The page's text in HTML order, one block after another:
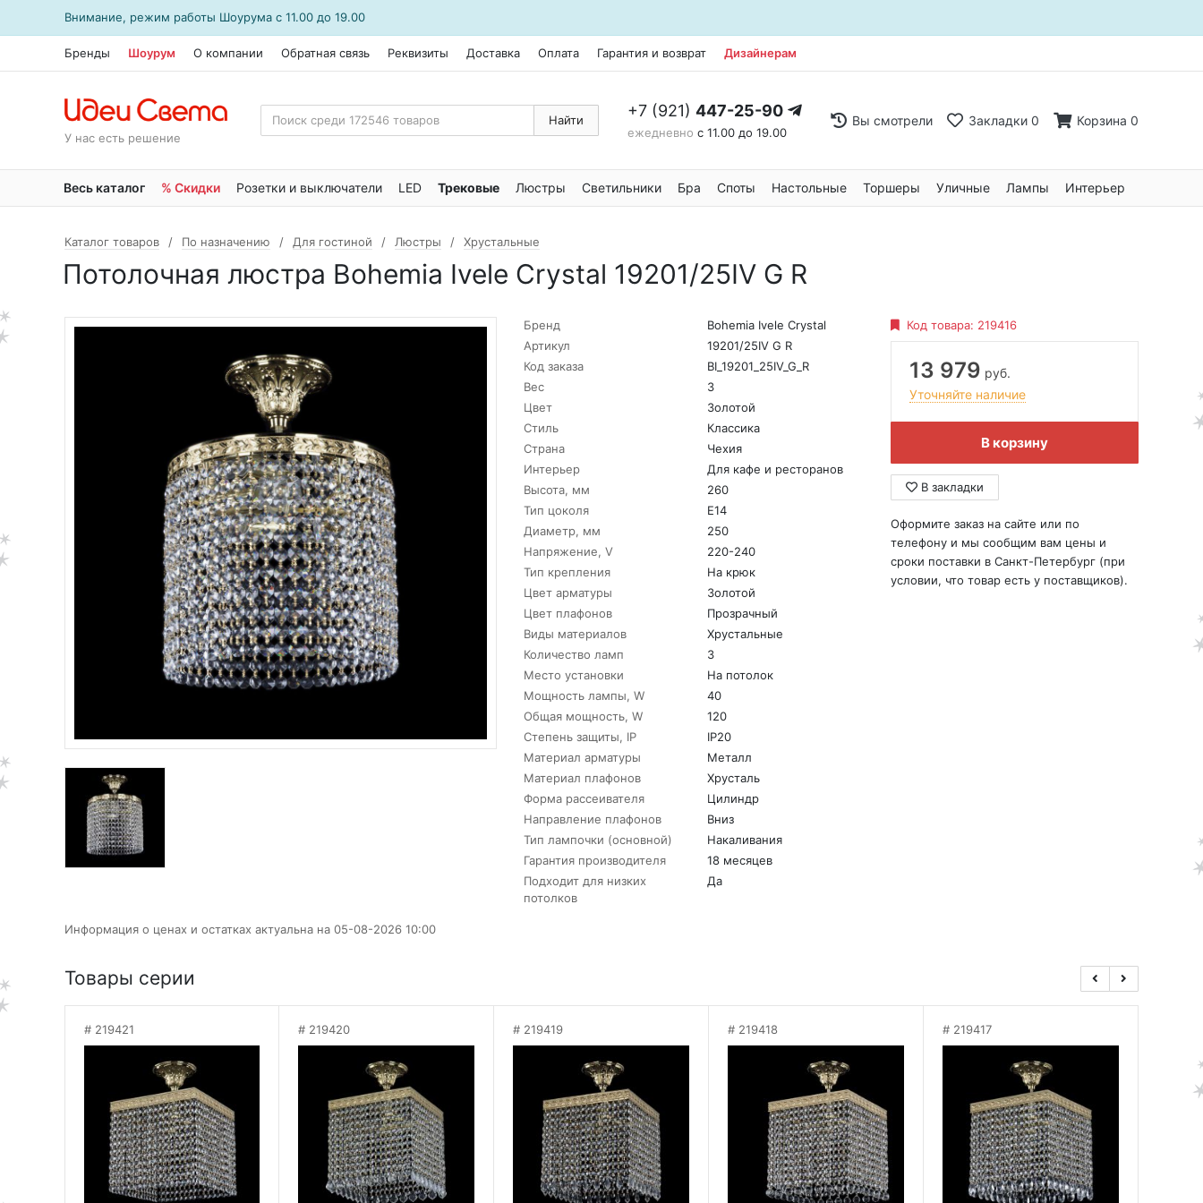
Внимание, режим работы Шоурума с 11.00 до 19.00
Бренды Шоурум О компании Обратная связь Реквизиты Доставка Оплата Гарантия и возврат Дизайнерам
У нас есть решение
Найти +7 (921) 447-25-90
ежедневно с 11.00 до 19.00
Вы смотрели Закладки 0 Корзина 0
Весь каталог % Скидки Розетки и выключатели LED Трековые Люстры Светильники Бра Споты Настольные Торшеры Уличные Лампы Интерьер
Каталог товаров По назначению Для гостиной Люстры Хрустальные
Потолочная люстра Bohemia Ivele Crystal 19201/25IV G R
Бренд
Bohemia Ivele Crystal
Артикул
19201/25IV G R
Код заказа
BI_19201_25IV_G_R
Вес
3
Цвет
Золотой
Стиль
Классика
Страна
Чехия
Интерьер
Для кафе и ресторанов
Высота, мм
260
Тип цоколя
E14
Диаметр, мм
250
Напряжение, V
220-240
Тип крепления
На крюк
Цвет арматуры
Золотой
Цвет плафонов
Прозрачный
Виды материалов
Хрустальные
Количество ламп
3
Место установки
На потолок
Мощность лампы, W
40
Общая мощность, W
120
Степень защиты, IP
IP20
Материал арматуры
Металл
Материал плафонов
Хрусталь
Форма рассеивателя
Цилиндр
Направление плафонов
Вниз
Тип лампочки (основной)
Накаливания
Гарантия производителя
18 месяцев
Подходит для низких
потолков
Да
Код товара: 219416
13 979 руб.
Уточняйте наличие
В корзину
В закладки
Оформите заказ на сайте или по
телефону и мы сообщим вам цены и
сроки поставки в Санкт-Петербург (при
условии, что товар есть у поставщиков).
Информация о ценах и остатках актуальна на 05-08-2026 10:00
Товары серии
219421 219420 219419 219418 219417